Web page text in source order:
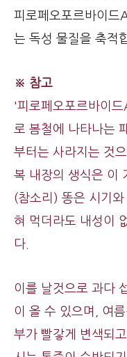
피로페오포르바이드
는 독성 물질을 축적
※ 참고
'피로페오포르바이드
로 봄철에 나타나는
부터는 사라지는 것
복 내장의 생식은 이
(참소리) 똥은 시기
혀 먹더라도 내성이
다.
이를 날것으로 과다
이 올 수 있으며, 여
부가 빨갛게 변색되